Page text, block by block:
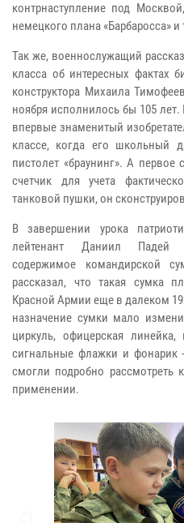
контрнаступление под
немецкого плана «Барбаросса»
Так же, военнослужащий
класса об интересных фактах
конструктора Михаила
ноября исполнилось бы 105
впервые знаменитый
классе, когда его школьный
пистолет «браунинг». А первое
счетчик для учета
танковой пушки, он
В завершении урока
лейтенант Даниил Падей
содержимое командирской
рассказал, что такая сумка
Красной Армии еще в далеком
назначение сумки мало
циркуль, офицерская
сигнальные флажки и фонарик
смогли подробно рассмотреть
применении.